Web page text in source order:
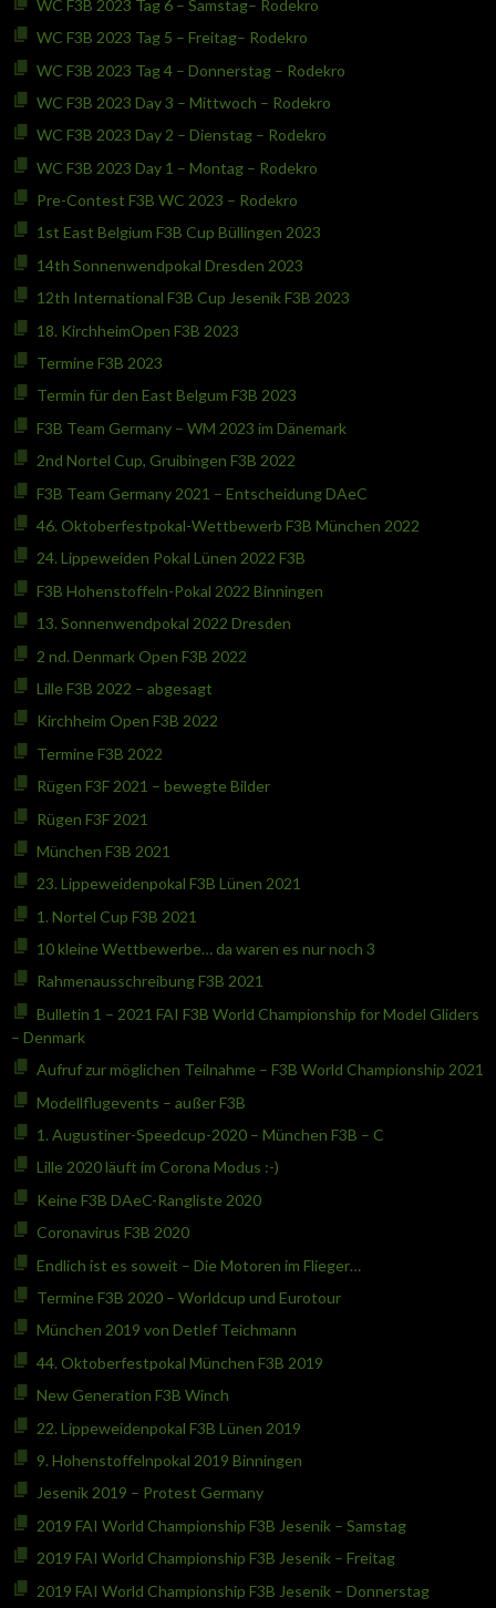
WC F3B 2023 Tag 6 – Samstag– Rodekro
WC F3B 2023 Tag 5 – Freitag– Rodekro
WC F3B 2023 Tag 4 – Donnerstag – Rodekro
WC F3B 2023 Day 3 – Mittwoch – Rodekro
WC F3B 2023 Day 2 – Dienstag – Rodekro
WC F3B 2023 Day 1 – Montag – Rodekro
Pre-Contest F3B WC 2023 – Rodekro
1st East Belgium F3B Cup Büllingen 2023
14th Sonnenwendpokal Dresden 2023
12th International F3B Cup Jesenik F3B 2023
18. KirchheimOpen F3B 2023
Termine F3B 2023
Termin für den East Belgum F3B 2023
F3B Team Germany – WM 2023 im Dänemark
2nd Nortel Cup, Gruibingen F3B 2022
F3B Team Germany 2021 – Entscheidung DAeC
46. Oktoberfestpokal-Wettbewerb F3B München 2022
24. Lippeweiden Pokal Lünen 2022 F3B
F3B Hohenstoffeln-Pokal 2022 Binningen
13. Sonnenwendpokal 2022 Dresden
2 nd. Denmark Open F3B 2022
Lille F3B 2022 – abgesagt
Kirchheim Open F3B 2022
Termine F3B 2022
Rügen F3F 2021 – bewegte Bilder
Rügen F3F 2021
München F3B 2021
23. Lippeweidenpokal F3B Lünen 2021
1. Nortel Cup F3B 2021
10 kleine Wettbewerbe… da waren es nur noch 3
Rahmenausschreibung F3B 2021
Bulletin 1 – 2021 FAI F3B World Championship for Model Gliders
– Denmark
Aufruf zur möglichen Teilnahme – F3B World Championship 2021
Modellflugevents – außer F3B
1. Augustiner-Speedcup-2020 – München F3B – C
Lille 2020 läuft im Corona Modus :-)
Keine F3B DAeC-Rangliste 2020
Coronavirus F3B 2020
Endlich ist es soweit – Die Motoren im Flieger…
Termine F3B 2020 – Worldcup und Eurotour
München 2019 von Detlef Teichmann
44. Oktoberfestpokal München F3B 2019
New Generation F3B Winch
22. Lippeweidenpokal F3B Lünen 2019
9. Hohenstoffelnpokal 2019 Binningen
Jesenik 2019 – Protest Germany
2019 FAI World Championship F3B Jesenik – Samstag
2019 FAI World Championship F3B Jesenik – Freitag
2019 FAI World Championship F3B Jesenik – Donnerstag